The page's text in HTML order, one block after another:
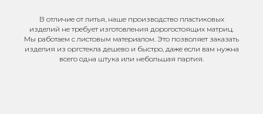
В отличие от литья, наше производство пластиковых
изделий не требует изготовления дорогостоящих матриц.
Мы работаем с листовым материалом. Это позволяет заказать
изделия из оргстекла дешево и быстро, даже если вам нужна
всего одна штука или небольшая партия.